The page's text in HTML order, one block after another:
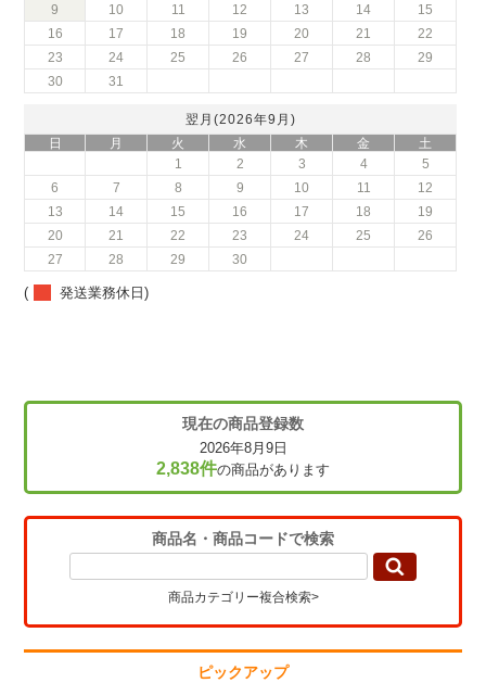
9
10 11 12 13 14
15
16
17 18 19 20 21
22
23
24 25 26 27 28
29
30
31
翌月(2026年9月)
日
月 火 水 木 金
土
1
2 3 4
5
6
7 8 9 10 11
12
13
14 15 16 17 18
19
20
21 22 23 24 25
26
27
28 29 30
( 発送業務休日)
現在の商品登録数
2026年8月9日
2,838件の商品があります
商品名・商品コードで検索
商品カテゴリー複合検索>
ピックアップ